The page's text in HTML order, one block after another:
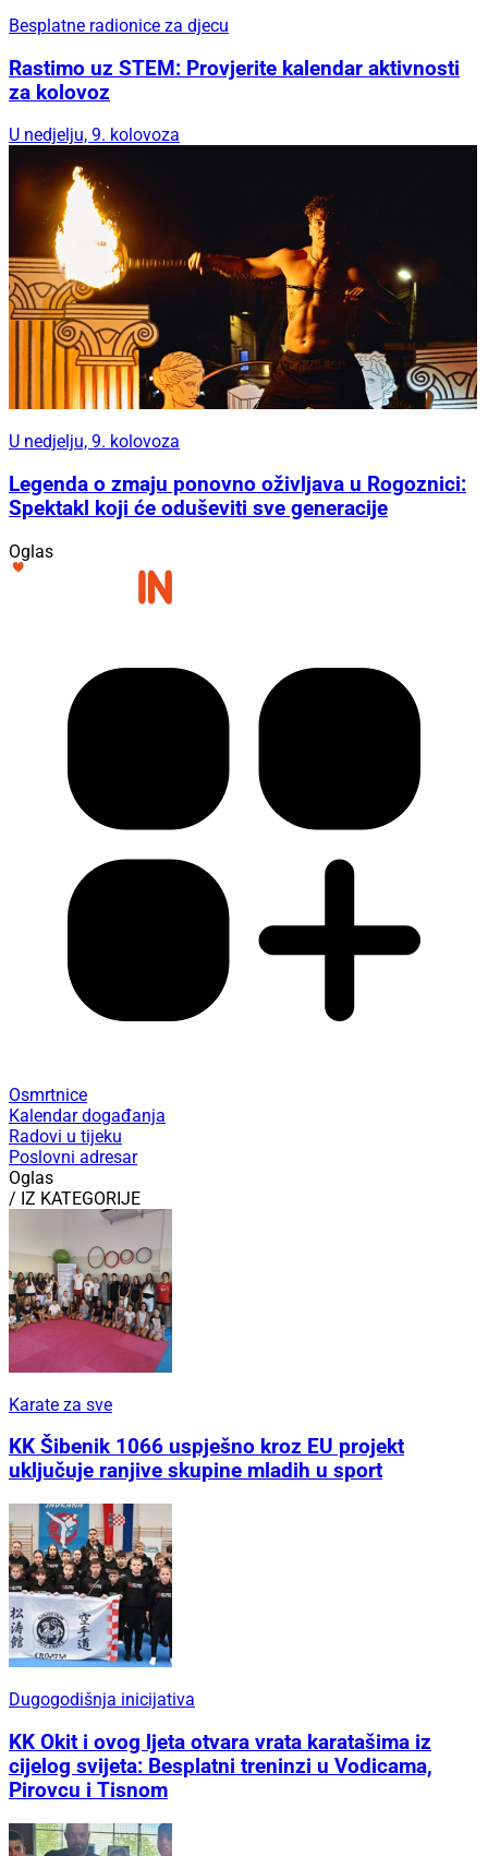
Besplatne radionice za djecu
Rastimo uz STEM: Provjerite kalendar aktivnosti
za kolovoz
U nedjelju, 9. kolovoza
U nedjelju, 9. kolovoza
Legenda o zmaju ponovno oživljava u Rogoznici:
Spektakl koji će oduševiti sve generacije
Oglas
Osmrtnice
Kalendar događanja
Radovi u tijeku
Poslovni adresar
Oglas
/ IZ KATEGORIJE
Karate za sve
KK Šibenik 1066 uspješno kroz EU projekt
uključuje ranjive skupine mladih u sport
Dugogodišnja inicijativa
KK Okit i ovog ljeta otvara vrata karatašima iz
cijelog svijeta: Besplatni treninzi u Vodicama,
Pirovcu i Tisnom